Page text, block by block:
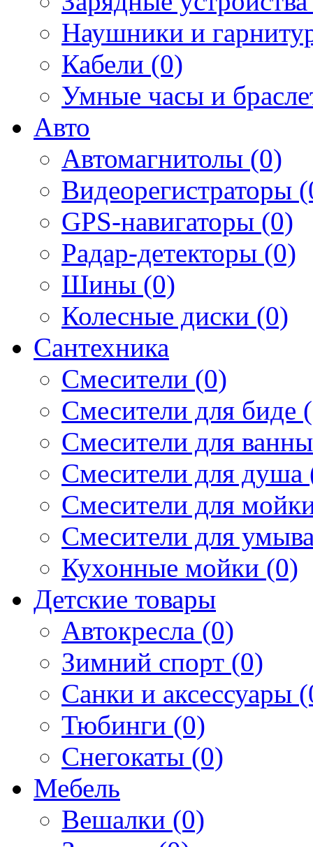
Наушники и
Кабели (0)
Умные часы и
Авто
Автомагнитолы (0)
Видеорегистраторы
GPS-навигаторы (0)
Радар-детекторы (0)
Шины (0)
Колесные диски (0)
Сантехника
Смесители (0)
Смесители для биде
Смесители для
Смесители для душа
Смесители для
Смесители для
Кухонные мойки (0)
Детские товары
Автокресла (0)
Зимний спорт (0)
Санки и аксессуары
Тюбинги (0)
Снегокаты (0)
Мебель
Вешалки (0)